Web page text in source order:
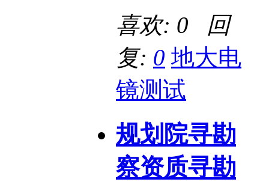
喜欢: 0 回
复: 0 地大电
镜测试
规划院寻勘
察资质寻勘